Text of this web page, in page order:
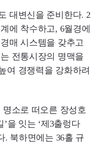
대변신을 준비한다. 2
에 착수하고, 6월경에
매 시스템을 갖추고
전통시장의 명맥을
여 경쟁력을 강화하려
소로 떠오른 장성호
’을 잇는 ‘제3출렁다
. 북하면에는 36홀 규